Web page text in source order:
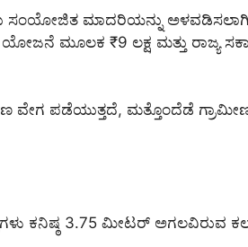
ಸಂಯೋಜಿತ ಮಾದರಿಯನ್ನು
ಯೋಜನೆ ಮೂಲಕ ₹9 ಲಕ್ಷ ಮತ್ತು ರಾಜ್ಯ
ವೇಗ ಪಡೆಯುತ್ತದೆ, ಮತ್ತೊಂದೆಡೆ
ಕನಿಷ್ಠ 3.75 ಮೀಟರ್ ಅಗಲವಿರುವ